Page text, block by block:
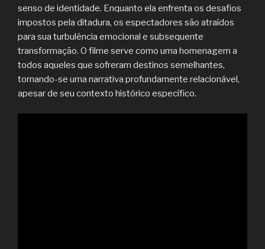
senso de identidade. Enquanto ela enfrenta os desafios
impostos pela ditadura, os espectadores são atraídos
para sua turbulência emocional e subsequente
transformação. O filme serve como uma homenagem a
todos aqueles que sofreram destinos semelhantes,
tornando-se uma narrativa profundamente relacionável,
apesar de seu contexto histórico específico.